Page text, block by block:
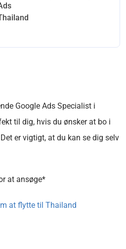
Google Ads Specialist i
til dig, hvis du ønsker at bo i
er vigtigt, at du kan se dig selv
at ansøge*
at flytte til Thailand